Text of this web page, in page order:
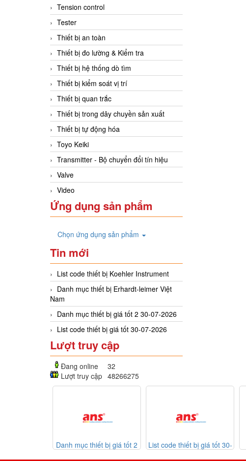
Tension control
Tester
Thiết bị an toàn
Thiết bị đo lường & Kiểm tra
Thiết bị hệ thống dò tìm
Thiết bị kiểm soát vị trí
Thiết bị quan trắc
Thiết bị trong dây chuyền sản xuất
Thiết bị tự động hóa
Toyo Keiki
Transmitter - Bộ chuyển đổi tín hiệu
Valve
Video
Ứng dụng sản phẩm
Chọn ứng dụng sản phẩm
Tin mới
List code thiết bị Koehler Instrument
Danh mục thiết bị Erhardt-leimer Việt
Nam
Danh mục thiết bị giá tốt 2 30-07-2026
List code thiết bị giá tốt 30-07-2026
Lượt truy cập
Đang online
32
Lượt truy cập 48266275
thiết bị giá tốt 2
List code thiết bị giá tốt 30-
Listcode thiết bị